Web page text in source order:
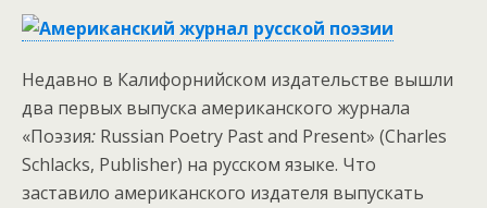
Недавно в Калифорнийском издательстве вышли
два первых выпуска американского журнала
«Поэзия: Russian Poetry Past and Present» (Charles
Schlacks, Publisher) на русском языке. Что
заставило американского издателя выпускать